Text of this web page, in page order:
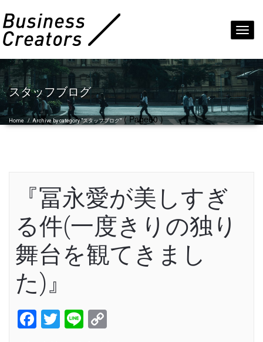
スタッフブログ
Home /Archive by category "スタッフブログ"( Page60 )
『冨永愛が美しすぎ
る件(一度きりの独り
舞台を観てきまし
た)』
Facebook
Twitter
Line